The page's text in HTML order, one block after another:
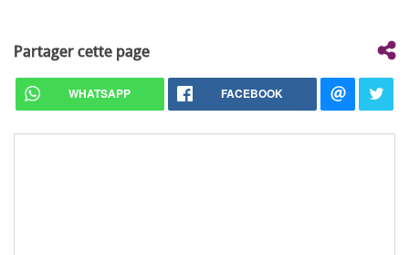
Partager cette page
WHATSAPP FACEBOOK